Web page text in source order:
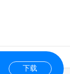
下载